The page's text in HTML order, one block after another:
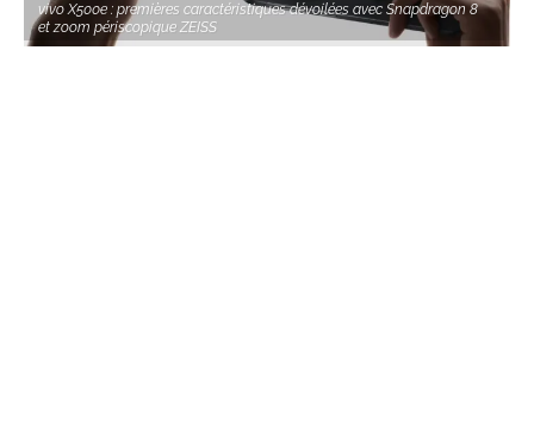
vivo X500e : premières caractéristiques dévoilées avec Snapdragon 8
et zoom périscopique ZEISS